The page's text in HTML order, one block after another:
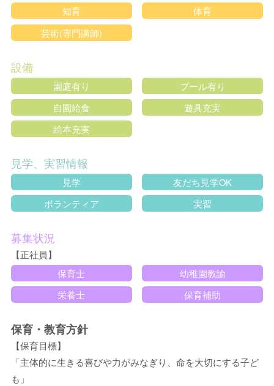
知育
体育
芸術(専門講師)
設備
園庭有り
プール有り
自園給食
遊具充実
絵本充実
見学、実習情報
見学
友だち見学OK
ボランティア
実習
募集状況
【正社員】
保育士
幼稚園教諭
栄養士
保育補助
保育・教育方針
【保育目標】
「主体的に生きる喜びや力がみなぎり、命を大切にする子ど
も」